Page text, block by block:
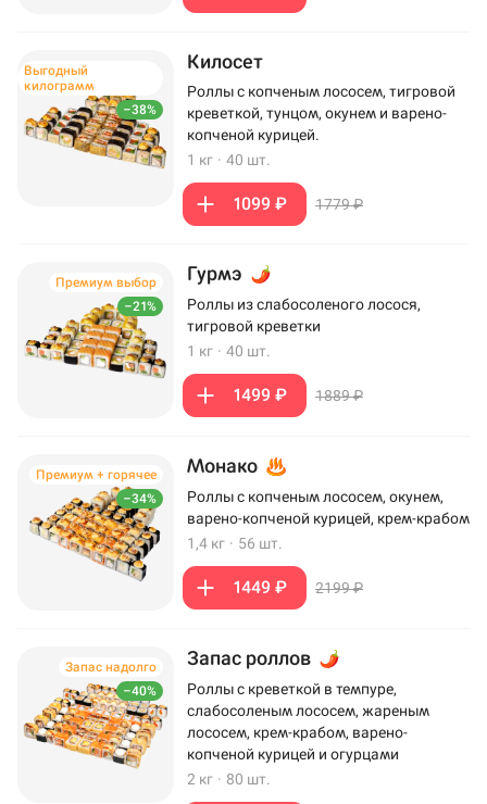
–38%
Выгодный
килограмм
Килосет
Роллы с копченым лососем, тигровой
креветкой, тунцом, окунем и варено-
копченой курицей.
1 кг · 40 шт.
1099 ₽ 1779 ₽
–21%
Премиум выбор Гурмэ
Роллы из слабосоленого лосося,
тигровой креветки
1 кг · 40 шт.
1499 ₽ 1889 ₽
–34%
Премиум + горячее Монако
Роллы с копченым лососем, окунем,
варено-копченой курицей, крем-крабом
1,4 кг · 56 шт.
1449 ₽ 2199 ₽
–40%
Запас надолго Запас роллов
Роллы с креветкой в темпуре,
слабосоленым лососем, жареным
лососем, крем-крабом, варено-
копченой курицей и огурцами
2 кг · 80 шт.